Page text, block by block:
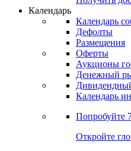
Календарь
Календарь
Дефолты
Размещения
Оферты
Аукционы
Денежный
Календарь
Попробуйте
Откройте